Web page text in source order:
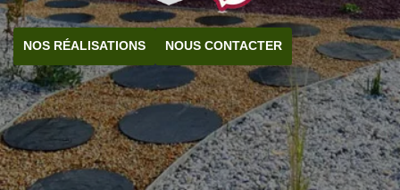
NOS RÉALISATIONS NOUS CONTACTER